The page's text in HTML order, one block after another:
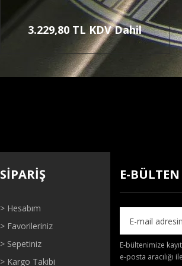
3.229,80 TL KDV Dahil
SİPARİŞ
> Hesabım
> Favorileriniz
> Sepetiniz
> Kargo Takibi
E-BÜLTEN
E-bültenimize
e-posta aracılığı